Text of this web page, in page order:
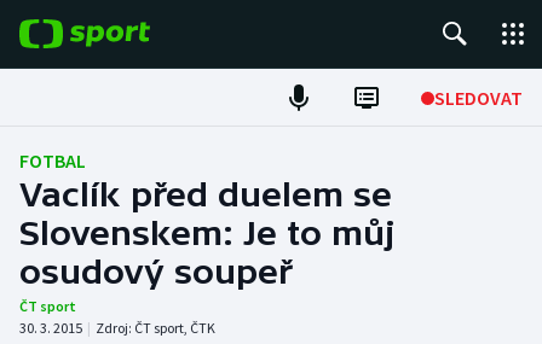
SLEDOVAT
Fotbal
Hokej
Tenis
Atletika
FOTBAL
Vaclík před duelem se
Slovenskem: Je to můj
osudový soupeř
ČT sport
30. 3. 2015 | Zdroj: ČT sport, ČTK